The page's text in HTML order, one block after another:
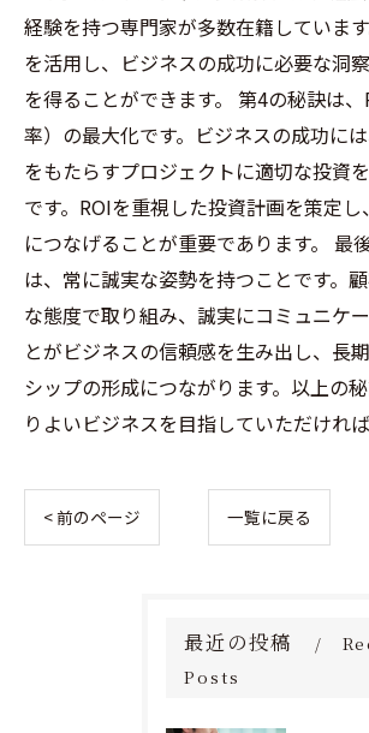
経験を持つ専門家が多数在籍していま
を活用し、ビジネスの成功に必要な洞
を得ることができます。 第4の秘訣は
率）の最大化です。ビジネスの成功に
をもたらすプロジェクトに適切な投資
です。ROIを重視した投資計画を策定
につなげることが重要であります。 最
は、常に誠実な姿勢を持つことです。
な態度で取り組み、誠実にコミュニケ
とがビジネスの信頼感を生み出し、長
シップの形成につながります。以上の
りよいビジネスを目指していただければ
< 前のページ 一覧に戻る
最近の投稿
Posts